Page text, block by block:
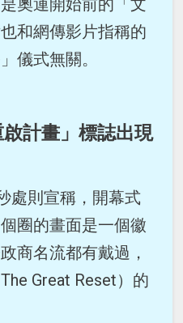
和網傳影片指稱的
儀式無關。
計畫」標誌出現
處則宣稱，開幕式
圈的畫面是一個徽
商名流都有戴過，
Great Reset）的